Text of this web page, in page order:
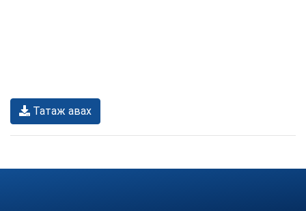
Татаж авах